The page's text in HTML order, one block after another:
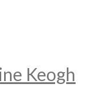
Keogh